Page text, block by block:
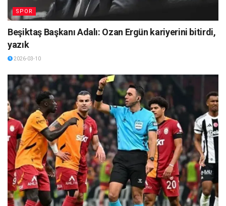
SPOR
Beşiktaş Başkanı Adalı: Ozan Ergün kariyerini bitirdi,
yazık
2026-03-10